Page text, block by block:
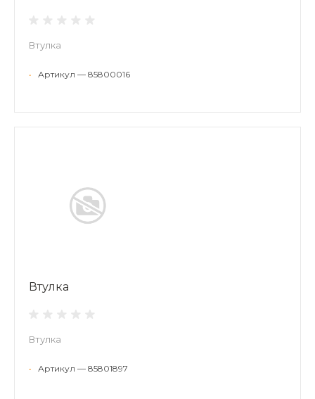
Втулка
• Артикул — 85800016
Втулка
Втулка
• Артикул — 85801897